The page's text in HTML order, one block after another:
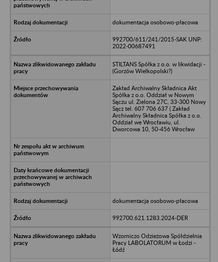
dokumentacja osobowo-płacowa
992700/611/241/2015-SAK UNP:
2022-00687491
STILTANS Spółka z o.o. w likwidacji -
(Gorzów Wielkopolski?)
Zakład Archiwalny Składnica Akt
Spółka z o.o. Oddział w Nowym
Sączu ul. Zielona 27C, 33-300 Nowy
Sącz tel. 607 706 637 ( Zakład
Archiwalny Składnica Spółka z o.o.
Oddział we Wrocławiu, ul.
Dworcowa 10, 50-456 Wrocław
dokumentacja osobowo-płacowa
992700.621.1283.2024-DER
Wzorniczo Odzieżowa Spółdzielnia
Pracy LABOLATORUM w Łodzi -
Łódź